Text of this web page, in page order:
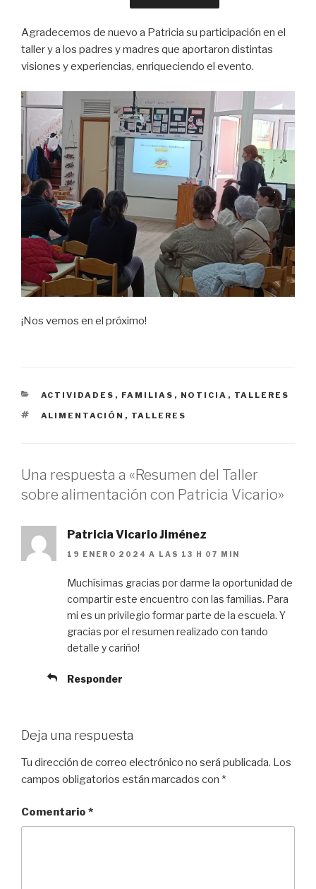
Agradecemos de nuevo a Patricia su participación en el
taller y a los padres y madres que aportaron distintas
visiones y experiencias, enriqueciendo el evento.
¡Nos vemos en el próximo!
CATEGORÍAS
ACTIVIDADES , FAMILIAS , NOTICIA , TALLERES
ETIQUETAS
ALIMENTACIÓN , TALLERES
Una respuesta a «Resumen del Taller
sobre alimentación con Patricia Vicario»
Patricia Vicario Jiménez
19 ENERO 2024 A LAS 13 H 07 MIN
Muchísimas gracias por darme la oportunidad de
compartir este encuentro con las familias. Para
mi es un privilegio formar parte de la escuela. Y
gracias por el resumen realizado con tando
detalle y cariño!
Responder
Deja una respuesta
Tu dirección de correo electrónico no será publicada. Los
campos obligatorios están marcados con *
Comentario *